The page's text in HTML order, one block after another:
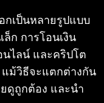
กเป็นหลายรูปแบบ
ล็ก การโอนเงิน
นไลน์ และคริปโต
ม้วิธีจะแตกต่างกัน
ดูถูกต้อง และนำ